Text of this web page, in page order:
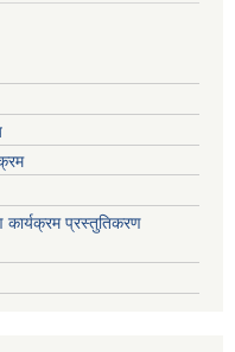
प्रस्तुतिकरण